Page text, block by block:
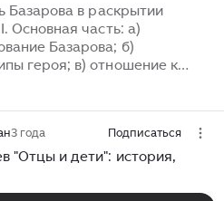
Базарова в раскрытии
Основная часть: а)
Базарова; б)
героя; в) отношение к
значение
эпохи. Пример
ставший символом
воплощает в себе
и новым, между
Через образ Базарова
3 года Подписаться
"Отцы и дети": история,